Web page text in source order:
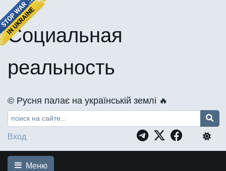
Социальная
реальность
©️ Русня палає на українській землі 🔥
Вход
Меню